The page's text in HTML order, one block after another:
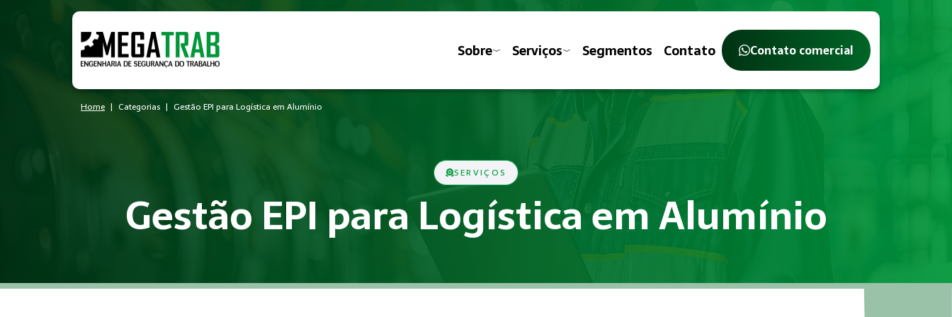
Sobre Serviços Segmentos Contato Contato comercial
Home Categorias Gestão EPI para Logística em Alumínio
SERVIÇOS
Gestão EPI para Logística em Alumínio
Gestão EPI é um conjunto de medidas técnicas e administrativas previstas nas Normas Regulamentadoras do Ministério do Trabalho, com o objetivo de identificar, avaliar e